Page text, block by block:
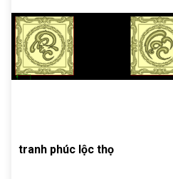
tranh phúc lộc thọ